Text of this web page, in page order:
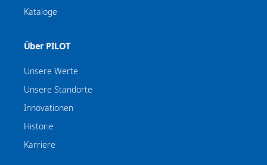
Kataloge
Über PILOT
Unsere Werte
Unsere Standorte
Innovationen
Historie
Karriere